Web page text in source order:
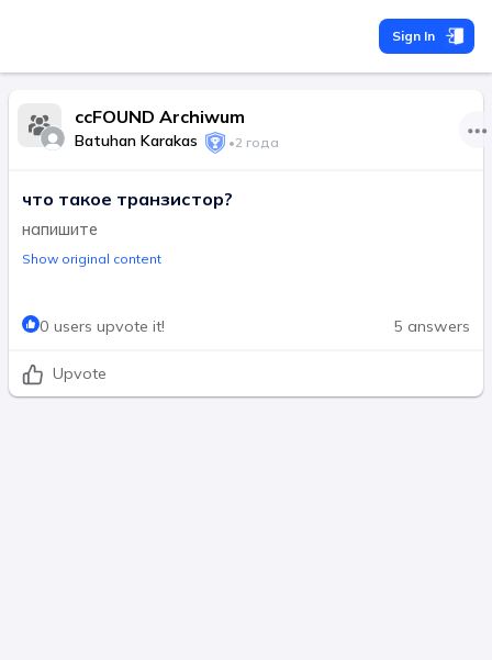
Sign In
ccFOUND Archiwum
Batuhan Karakas •2 года
что такое транзистор?
напишите
Show original content
0 users upvote it! 5 answers
Upvote